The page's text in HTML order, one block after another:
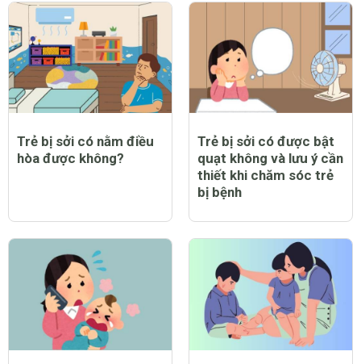
Trẻ bị sởi có nằm điều
hòa được không?
Trẻ bị sởi có được bật
quạt không và lưu ý cần
thiết khi chăm sóc trẻ
bị bệnh